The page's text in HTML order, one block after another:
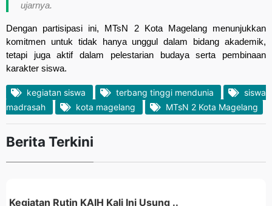
ujarnya.
Dengan partisipasi ini, MTsN 2 Kota Magelang menunjukkan
komitmen untuk tidak hanya unggul dalam bidang akademik,
tetapi juga aktif dalam pelestarian budaya serta pembinaan
karakter siswa.
kegiatan siswa terbang tinggi mendunia
siswa
madrasah
kota magelang MTsN 2 Kota Magelang
Berita Terkini
Kegiatan Rutin KAIH Kali Ini Usung ..